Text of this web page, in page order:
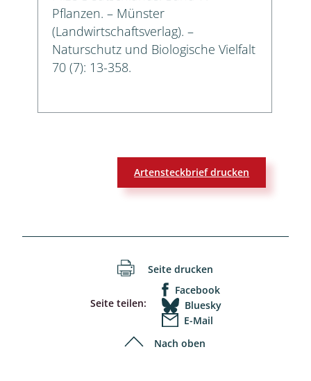
Pflanzen. – Münster
(Landwirtschaftsverlag). –
Naturschutz und Biologische Vielfalt
70 (7): 13-358.
Artensteckbrief drucken
Seite drucken
Seite teilen:
Facebook
Bluesky
E-Mail
Nach oben